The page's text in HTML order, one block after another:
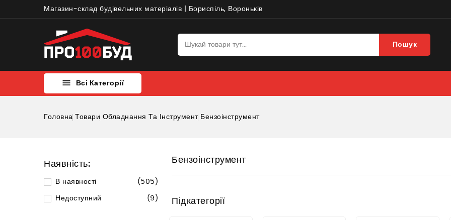
Магазин-склад будівельних матеріалів | Бориспіль, Вороньків
Пошук
 Всі Категорії
Головна Товари Обладнання Та Інструмент Бензоінструмент
Наявність:
В наявності (505)
Недоступний (9)
Бензоінструмент
Підкатегорії